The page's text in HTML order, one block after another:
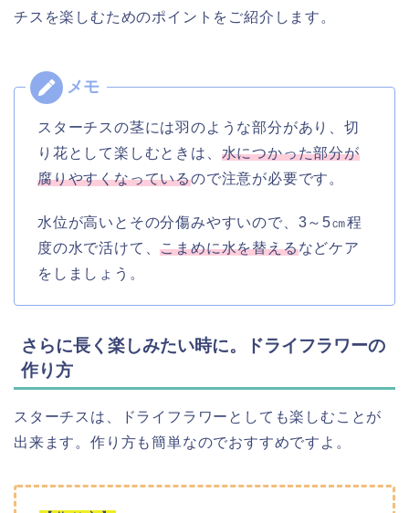
チスを楽しむためのポイントをご紹介します。
スターチスの茎には羽のような部分があり、切
り花として楽しむときは、 水につかった部分が
腐りやすくなっているので注意が必要です。
水位が高いとその分傷みやすいので、3～5㎝程
度の水で活けて、こまめに水を替えるなどケア
をしましょう。
さらに長く楽しみたい時に。ドライフラワーの
作り方
スターチスは、ドライフラワーとしても楽しむことが
出来ます。作り方も簡単なのでおすすめですよ。